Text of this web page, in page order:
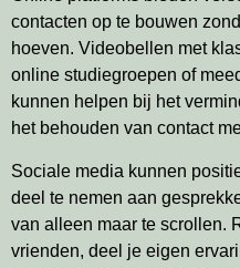
contacten op te bouwen
hoeven. Videobellen met
online studiegroepen of
kunnen helpen bij het
het behouden van contact
Sociale media kunnen
deel te nemen aan
van alleen maar te scrollen.
vrienden, deel je eigen